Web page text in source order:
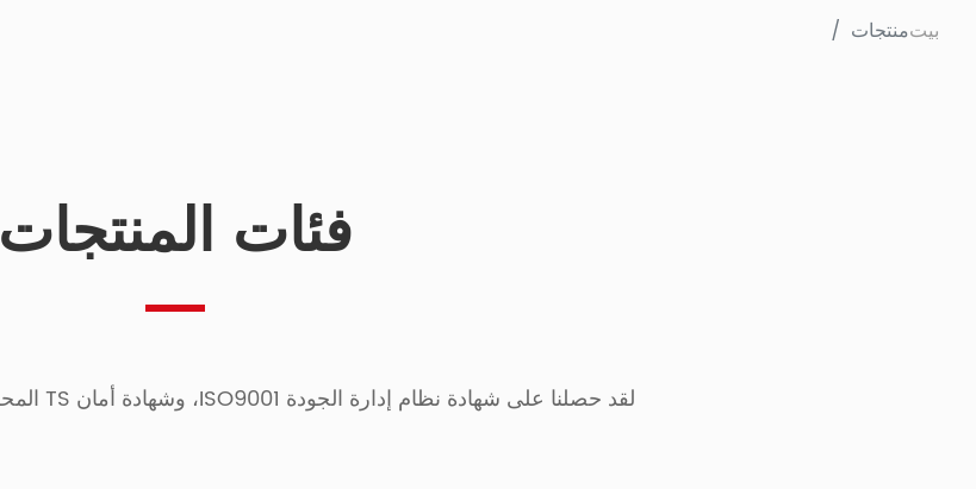
بيتمنتجات
فئات المنتجات
لقد حصلنا على شهادة نظام إدارة الجودة ISO9001، وشهادة أمان TS المحلية، وCE، وOHSAS18001، وAPI.